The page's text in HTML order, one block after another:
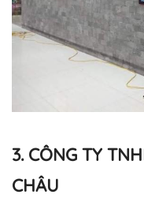
3. CÔNG TY
CHÂU